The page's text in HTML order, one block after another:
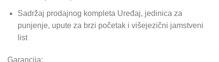
Sadržaj prodajnog kompleta Uređaj, jedinica za
punjenje, upute za brzi početak i višejezični jamstveni
list
Garancija: